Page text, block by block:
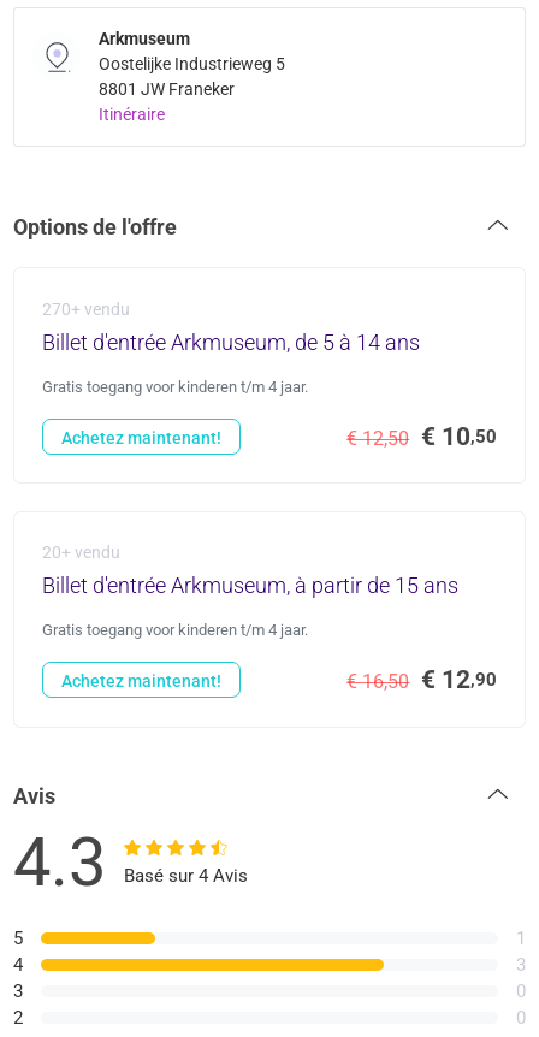
Arkmuseum
Oostelijke Industrieweg 5
8801 JW Franeker
Itinéraire
Options de l'offre
270+ vendu
Billet d'entrée Arkmuseum, de 5 à 14 ans
Gratis toegang voor kinderen t/m 4 jaar.
€ 12,50 € 10,50
Achetez maintenant!
20+ vendu
Billet d'entrée Arkmuseum, à partir de 15 ans
Gratis toegang voor kinderen t/m 4 jaar.
€ 16,50 € 12,90
Achetez maintenant!
Avis
4.3 Basé sur 4 Avis
5
4
3
2
1
3
0
0